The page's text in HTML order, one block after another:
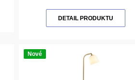
DETAIL PRODUKTU
Nové